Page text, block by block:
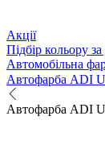
Акції
Підбір кольору
Автомобільна
Автофарба ADI
Автофарба ADI